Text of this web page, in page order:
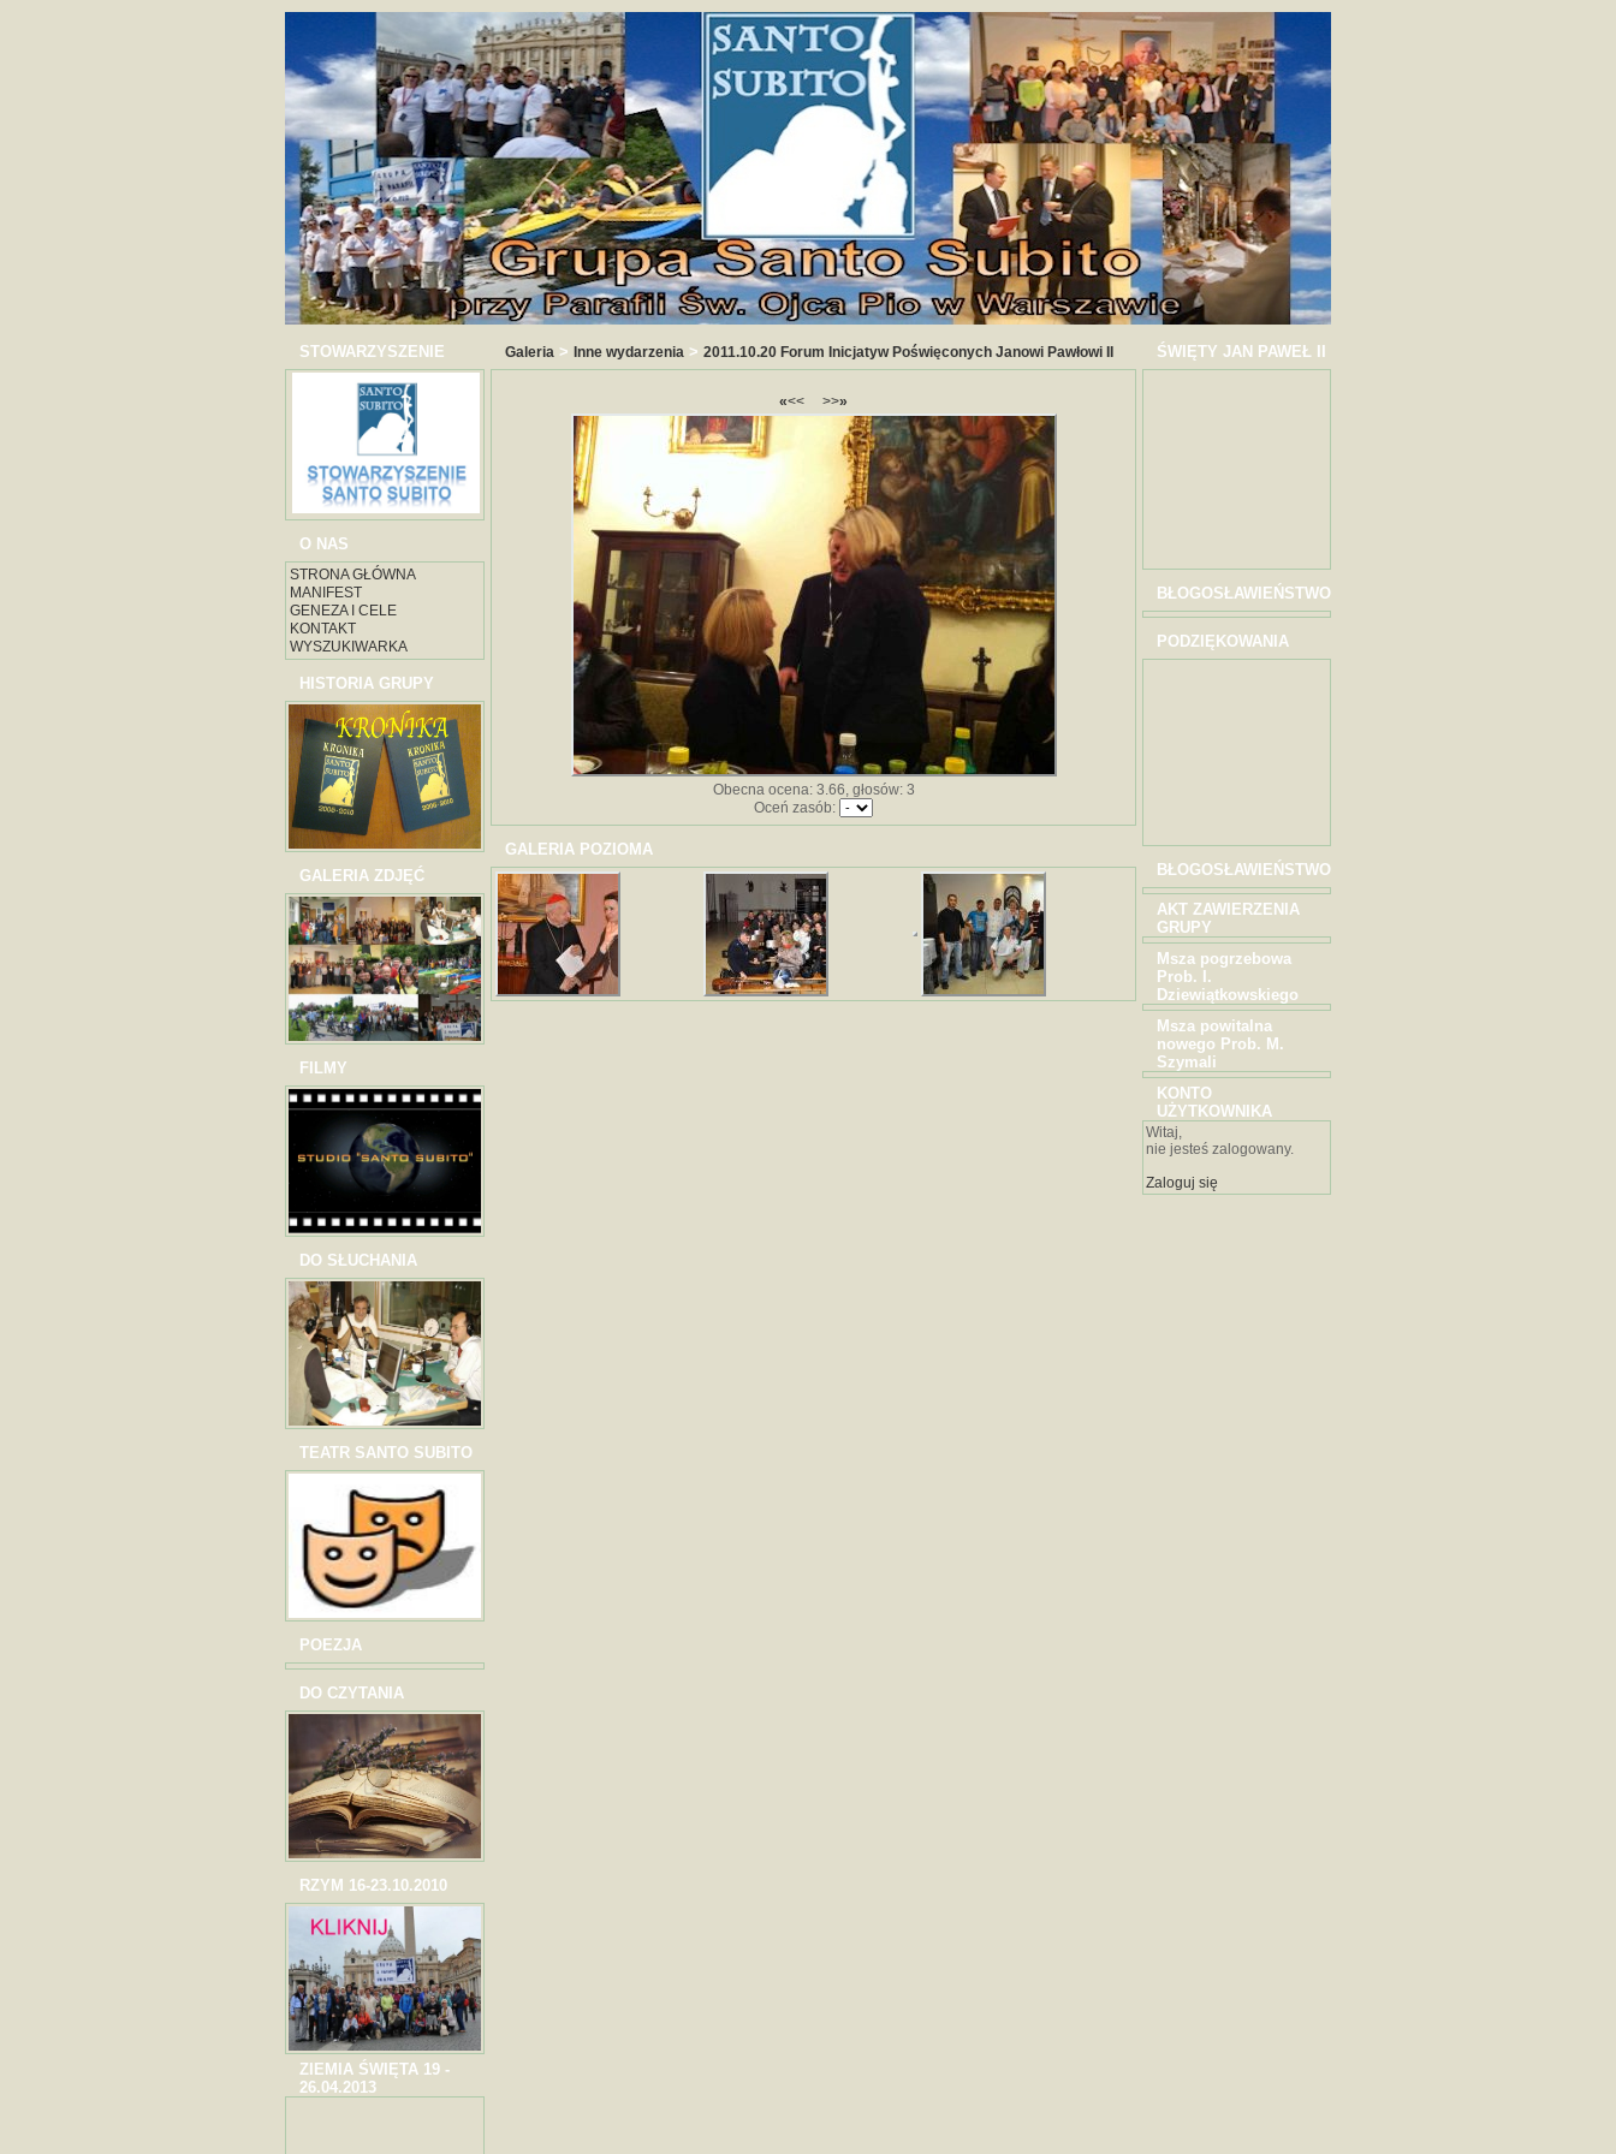
STOWARZYSZENIE
O NAS
STRONA GŁÓWNA
MANIFEST
GENEZA I CELE
KONTAKT
WYSZUKIWARKA
HISTORIA GRUPY
GALERIA ZDJĘĆ
FILMY
DO SŁUCHANIA
TEATR SANTO SUBITO
POEZJA
DO CZYTANIA
RZYM 16-23.10.2010
ZIEMIA ŚWIĘTA 19 -
26.04.2013
Galeria > Inne wydarzenia > 2011.10.20 Forum Inicjatyw Poświęconych Janowi Pawłowi II
«<< >>»
Obecna ocena: 3.66, głosów: 3
Oceń zasób:
GALERIA POZIOMA
ŚWIĘTY JAN PAWEŁ II
BŁOGOSŁAWIEŃSTWO
PODZIĘKOWANIA
BŁOGOSŁAWIEŃSTWO
AKT ZAWIERZENIA
GRUPY
Msza pogrzebowa
Prob. I.
Dziewiątkowskiego
Msza powitalna
nowego Prob. M.
Szymali
KONTO
UŻYTKOWNIKA
Witaj,
nie jesteś zalogowany.
Zaloguj się